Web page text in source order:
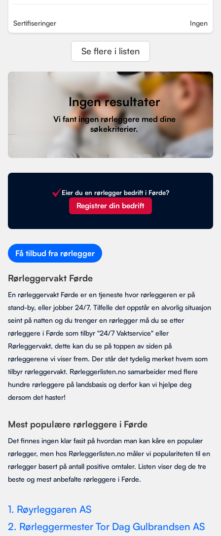
Sertifiseringer Ingen
Se flere i listen
Ingen resultater
Vi fant ingen rørleggere med dine
søkekriterier.
Eier du en rørlegger bedrift i Førde?
Registrer din bedrift
Få tilbud fra rørlegger
Rørleggervakt Førde
En rørleggervakt Førde er en tjeneste hvor rørleggeren er på
stand-by, eller jobber 24/7. Tilfelle det oppstår en alvorlig situasjon
seint på natten og du trenger en rørlegger må du se etter
rørleggere i Førde som tilbyr "24/7 Vaktservice" eller
Rørleggervakt, dette kan du se på toppen av siden på
rørleggerene vi viser frem. Der står det tydelig merket hvem som
tilbyr rørleggervakt. Rørleggerlisten.no samarbeider med flere
hundre rørleggere på landsbasis og derfor kan vi hjelpe deg
dersom det haster!
Mest populære rørleggere i Førde
Det finnes ingen klar fasit på hvordan man kan kåre en populær
rørlegger, men hos Rørleggerlisten.no måler vi populariteten til en
rørlegger basert på antall positive omtaler. Listen viser deg de tre
beste og mest anbefalte rørleggere i Førde.
1. Røyrleggaren AS
2. Rørleggermester Tor Dag Gulbrandsen AS